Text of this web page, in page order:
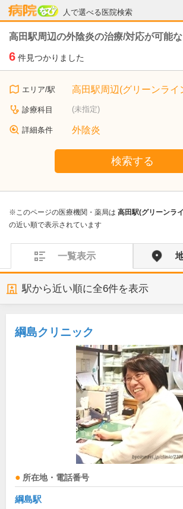
人で選べる医院検索
病院なび
高田駅周辺の外陰炎の治療/対応が可能な
6 件見つかりました
エリア/駅 高田駅周辺(グリーンライ
診療科目 (未指定)
詳細条件 外陰炎
検索する
※このページの医療機関・薬局は 高田駅(グリーンラ
の近い順で表示されています
一覧表示
駅から近い順に全6件を表示
綱島クリニック
所在地・電話番号
綱島駅